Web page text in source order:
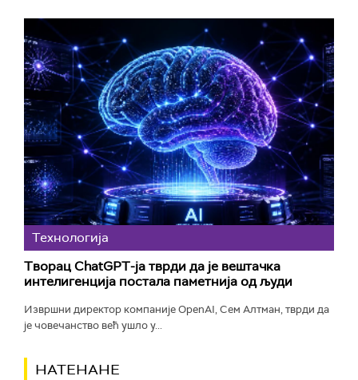
Технологијa
Творац ChatGPT-ја тврди да је вештачка
интелигенција постала паметнија од људи
Извршни директор компаније OpenAI, Сем Алтман, тврди да
је човечанство већ ушло у...
НАТЕНАНЕ